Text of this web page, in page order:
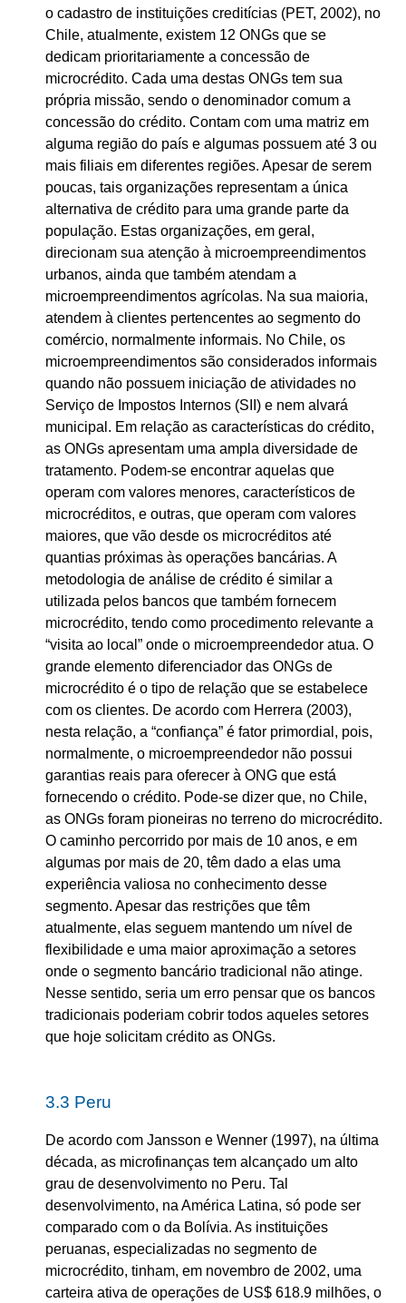
o cadastro de instituições creditícias (PET, 2002), no
Chile, atualmente, existem 12 ONGs que se
dedicam prioritariamente a concessão de
microcrédito. Cada uma destas ONGs tem sua
própria missão, sendo o denominador comum a
concessão do crédito. Contam com uma matriz em
alguma região do país e algumas possuem até 3 ou
mais filiais em diferentes regiões. Apesar de serem
poucas, tais organizações representam a única
alternativa de crédito para uma grande parte da
população. Estas organizações, em geral,
direcionam sua atenção à microempreendimentos
urbanos, ainda que também atendam a
microempreendimentos agrícolas. Na sua maioria,
atendem à clientes pertencentes ao segmento do
comércio, normalmente informais. No Chile, os
microempreendimentos são considerados informais
quando não possuem iniciação de atividades no
Serviço de Impostos Internos (SII) e nem alvará
municipal. Em relação as características do crédito,
as ONGs apresentam uma ampla diversidade de
tratamento. Podem-se encontrar aquelas que
operam com valores menores, característicos de
microcréditos, e outras, que operam com valores
maiores, que vão desde os microcréditos até
quantias próximas às operações bancárias. A
metodologia de análise de crédito é similar a
utilizada pelos bancos que também fornecem
microcrédito, tendo como procedimento relevante a
“visita ao local” onde o microempreendedor atua. O
grande elemento diferenciador das ONGs de
microcrédito é o tipo de relação que se estabelece
com os clientes. De acordo com Herrera (2003),
nesta relação, a “confiança” é fator primordial, pois,
normalmente, o microempreendedor não possui
garantias reais para oferecer à ONG que está
fornecendo o crédito. Pode-se dizer que, no Chile,
as ONGs foram pioneiras no terreno do microcrédito.
O caminho percorrido por mais de 10 anos, e em
algumas por mais de 20, têm dado a elas uma
experiência valiosa no conhecimento desse
segmento. Apesar das restrições que têm
atualmente, elas seguem mantendo um nível de
flexibilidade e uma maior aproximação a setores
onde o segmento bancário tradicional não atinge.
Nesse sentido, seria um erro pensar que os bancos
tradicionais poderiam cobrir todos aqueles setores
que hoje solicitam crédito as ONGs.
3.3 Peru
De acordo com Jansson e Wenner (1997), na última
década, as microfinanças tem alcançado um alto
grau de desenvolvimento no Peru. Tal
desenvolvimento, na América Latina, só pode ser
comparado com o da Bolívia. As instituições
peruanas, especializadas no segmento de
microcrédito, tinham, em novembro de 2002, uma
carteira ativa de operações de US$ 618.9 milhões, o